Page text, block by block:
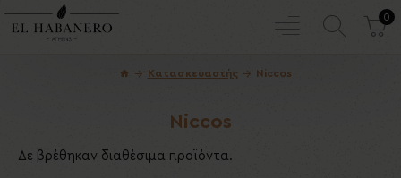
0
Κατασκευαστής Niccos
Niccos
Δε βρέθηκαν διαθέσιμα προϊόντα.